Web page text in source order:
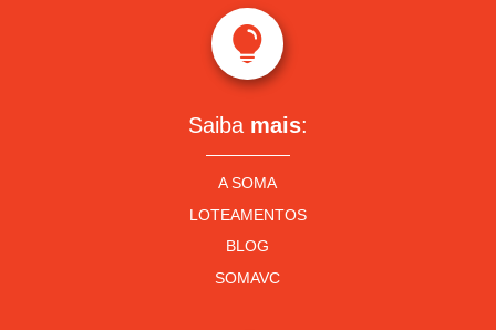

Saiba mais:
A SOMA
LOTEAMENTOS
BLOG
SOMAVC